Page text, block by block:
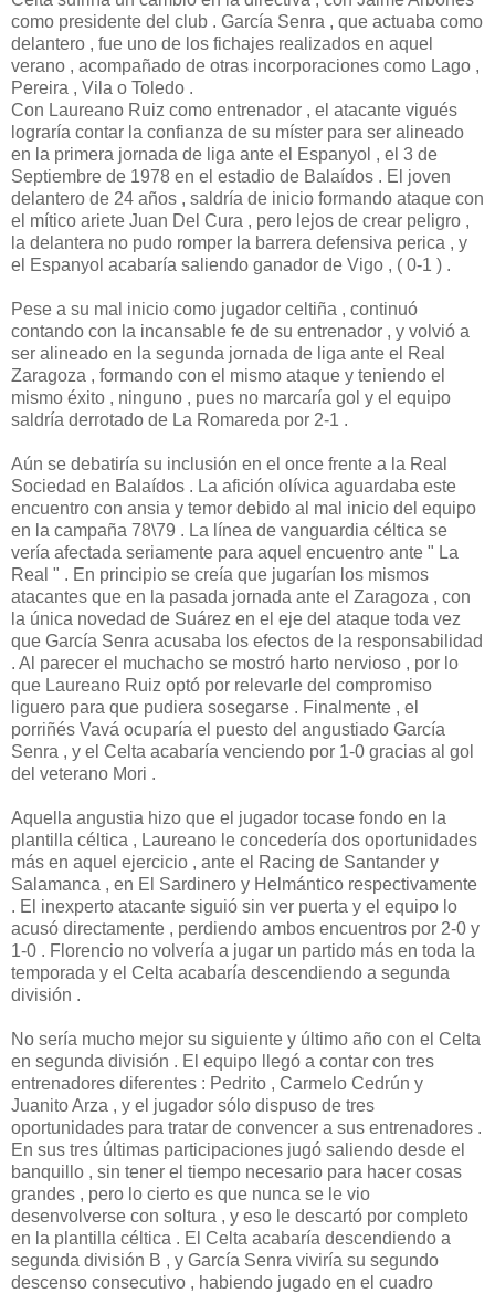
como presidente del club . García Senra , que actuaba como
delantero , fue uno de los fichajes realizados en aquel
verano , acompañado de otras incorporaciones como Lago ,
Pereira , Vila o Toledo .
Con Laureano Ruiz como entrenador , el atacante vigués
lograría contar la confianza de su míster para ser alineado
en la primera jornada de liga ante el Espanyol , el 3 de
Septiembre de 1978 en el estadio de Balaídos . El joven
delantero de 24 años , saldría de inicio formando ataque con
el mítico ariete Juan Del Cura , pero lejos de crear peligro ,
la delantera no pudo romper la barrera defensiva perica , y
el Espanyol acabaría saliendo ganador de Vigo , ( 0-1 ) .
Pese a su mal inicio como jugador celtiña , continuó
contando con la incansable fe de su entrenador , y volvió a
ser alineado en la segunda jornada de liga ante el Real
Zaragoza , formando con el mismo ataque y teniendo el
mismo éxito , ninguno , pues no marcaría gol y el equipo
saldría derrotado de La Romareda por 2-1 .
Aún se debatiría su inclusión en el once frente a la Real
Sociedad en Balaídos . La afición olívica aguardaba este
encuentro con ansia y temor debido al mal inicio del equipo
en la campaña 78\79 . La línea de vanguardia céltica se
vería afectada seriamente para aquel encuentro ante " La
Real " . En principio se creía que jugarían los mismos
atacantes que en la pasada jornada ante el Zaragoza , con
la única novedad de Suárez en el eje del ataque toda vez
que García Senra acusaba los efectos de la responsabilidad
. Al parecer el muchacho se mostró harto nervioso , por lo
que Laureano Ruiz optó por relevarle del compromiso
liguero para que pudiera sosegarse . Finalmente , el
porriñés Vavá ocuparía el puesto del angustiado García
Senra , y el Celta acabaría venciendo por 1-0 gracias al gol
del veterano Mori .
Aquella angustia hizo que el jugador tocase fondo en la
plantilla céltica , Laureano le concedería dos oportunidades
más en aquel ejercicio , ante el Racing de Santander y
Salamanca , en El Sardinero y Helmántico respectivamente
. El inexperto atacante siguió sin ver puerta y el equipo lo
acusó directamente , perdiendo ambos encuentros por 2-0 y
1-0 . Florencio no volvería a jugar un partido más en toda la
temporada y el Celta acabaría descendiendo a segunda
división .
No sería mucho mejor su siguiente y último año con el Celta
en segunda división . El equipo llegó a contar con tres
entrenadores diferentes : Pedrito , Carmelo Cedrún y
Juanito Arza , y el jugador sólo dispuso de tres
oportunidades para tratar de convencer a sus entrenadores .
En sus tres últimas participaciones jugó saliendo desde el
banquillo , sin tener el tiempo necesario para hacer cosas
grandes , pero lo cierto es que nunca se le vio
desenvolverse con soltura , y eso le descartó por completo
en la plantilla céltica . El Celta acabaría descendiendo a
segunda división B , y García Senra viviría su segundo
descenso consecutivo , habiendo jugado en el cuadro